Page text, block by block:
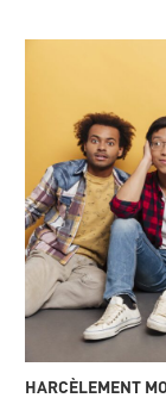
HARCÈLEMENT